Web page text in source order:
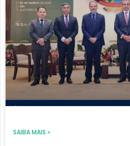
SAIBA MAIS »